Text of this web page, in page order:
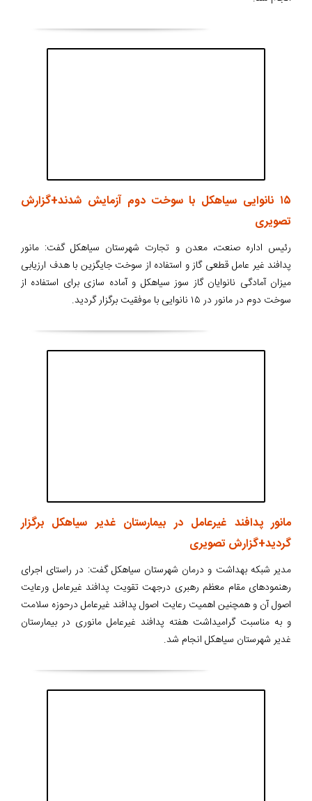
۱۵ نانوایی سیاهکل با سوخت دوم آزمایش شدند+گزارش
تصویری
رئیس اداره صنعت، معدن و تجارت شهرستان سیاهکل گفت: مانور
پدافند غیر عامل قطعی گاز و استفاده از سوخت جایگزین با هدف ارزیابی
میزان آمادگی نانوایان گاز سوز سیاهکل و آماده سازی برای استفاده از
سوخت دوم در مانور در ۱۵ نانوایی با موفقیت برگزار گردید.
مانور پدافند غیرعامل در بیمارستان غدیر سیاهکل برگزار
گردید+گزارش تصویری
مدیر شبکه بهداشت و درمان شهرستان سیاهکل گفت: در راستای اجرای
رهنمودهای مقام معظم رهبری درجهت تقویت پدافند غیرعامل ورعایت
اصول آن و همچنین اهمیت رعایت اصول پدافند غیرعامل درحوزه سلامت
و به مناسبت گرامیداشت هفته پدافند غیرعامل مانوری در بیمارستان
غدیر شهرستان سیاهکل انجام شد.